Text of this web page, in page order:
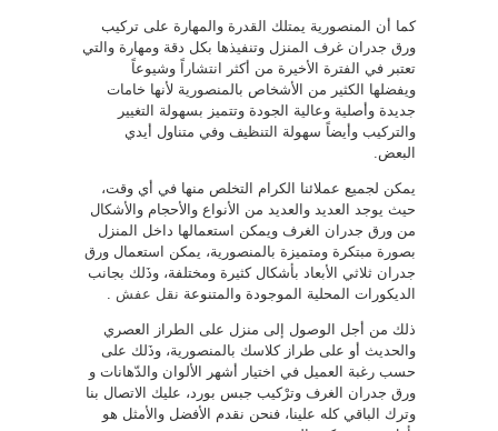
كما أن المنصورية يمتلك القدرة والمهارة على تركيب
ورق جدران غرف المنزل وتنفيذها بكل دقة ومهارة والتي
تعتبر في الفترة الأخيرة من أكثر انتشاراً وشيوعاً
ويفضلها الكثير من الأشخاص بالمنصورية لأنها خامات
جديدة وأصلية وعالية الجودة وتتميز بسهولة التغيير
والتركيب وأيضاً سهولة التنظيف وفي متناول أيدي
البعض.
يمكن لجميع عملائنا الكرام التخلص منها في أي وقت،
حيث يوجد العديد والعديد من الأنواع والأحجام والأشكال
من ورق جدران الغرف ويمكن استعمالها داخل المنزل
بصورة مبتكرة ومتميزة بالمنصورية، يمكن استعمال ورق
جدران ثلاثي الأبعاد بأشكال كثيرة ومختلفة، وذَلك بجانب
الديكورات المحلية الموجودة والمتنوعة نقل عفش
ذلك من أجل الوصول إلى منزل على الطراز العصري
والحديث أو على طراز كلاسك بالمنصورية، وذَلك على
حسب رغبة العميل في اختيار أشهر الألوان والدّهانات و
ورق جدران الغرف وترْكيب جبس بورد، عليك الاتصال بنا
وترك الباقي كله علينا، فنحن نقدم الأفضل والأمثل هو